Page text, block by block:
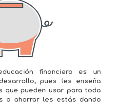
financiera es un
pues les enseña
que pueden usar para toda
a ahorrar les estás dando